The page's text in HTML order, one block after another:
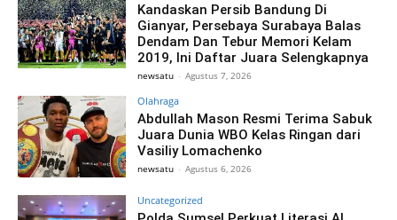
Kandaskan Persib Bandung Di
Gianyar, Persebaya Surabaya Balas
Dendam Dan Tebur Memori Kelam
2019, Ini Daftar Juara Selengkapnya
newsatu - Agustus 7, 2026
Olahraga
Abdullah Mason Resmi Terima Sabuk
Juara Dunia WBO Kelas Ringan dari
Vasiliy Lomachenko
newsatu - Agustus 6, 2026
Uncategorized